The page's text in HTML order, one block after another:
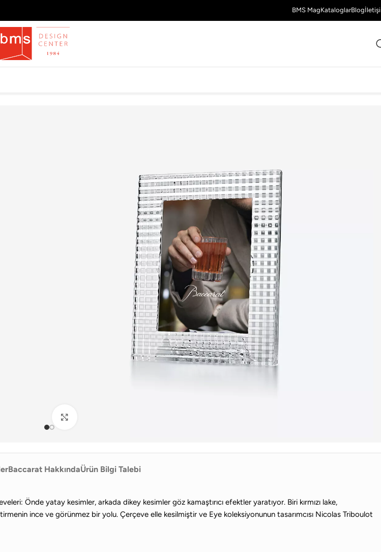
BMS MagKataloglarBlog
Baccarat HakkındaÜrün Bilgi Talebi
Önde yatay kesimler, arkada dikey kesimler göz kamaştırıcı efektler yaratıyor. Biri kırmızı lake,
ince ve görünmez bir yolu. Çerçeve elle kesilmiştir ve Eye koleksiyonunun tasarımcısı Nicolas Triboulot